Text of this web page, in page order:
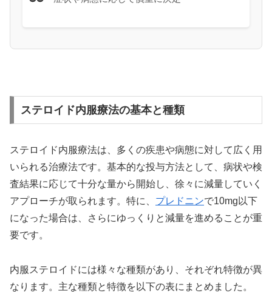
ステロイド内服療法の基本と種類
ステロイド内服療法は、多くの疾患や病態に対して広く用
いられる治療法です。基本的な投与方法として、病状や検
査結果に応じて十分な量から開始し、徐々に減量していく
アプローチが取られます。特に、 プレドニンで10mg以下
になった場合は、さらにゆっくりと減量を進めることが重
要です。
内服ステロイドには様々な種類があり、それぞれ特徴が異
なります。主な種類と特徴を以下の表にまとめました。